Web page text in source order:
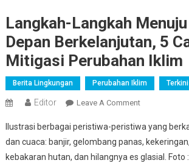
Langkah-Langkah
Depan Berkelanjutan, 5
Mitigasi Perubahan Iklim
Berita Lingkungan Perubahan Iklim Terkini
Editor Leave A CommentOn
Langkah
Menuju
Masa
Ilustrasi berbagai peristiwa-peristiwa yang
dan cuaca: banjir, gelombang panas,
kebakaran hutan, dan hilangnya es glasial. Foto :